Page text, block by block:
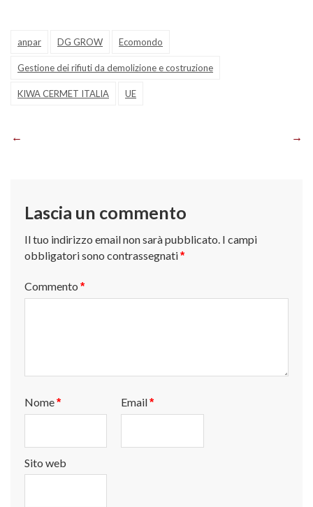
anpar DG GROW Ecomondo
Gestione dei rifiuti da demolizione e costruzione
KIWA CERMET ITALIA UE
Navigazione
Lascia un commento
Il tuo indirizzo email non sarà pubblicato. I campi
obbligatori sono contrassegnati*
Commento *
Nome* Email*
Sito web